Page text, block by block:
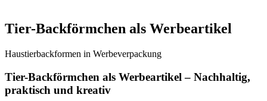
Tier-Backförmchen als Werbeartikel
Haustierbackformen in Werbeverpackung
Tier-Backförmchen als Werbeartikel – Nachhaltig,
praktisch und kreativ